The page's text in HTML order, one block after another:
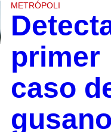
METRÓPOLI
primer
caso
gusano